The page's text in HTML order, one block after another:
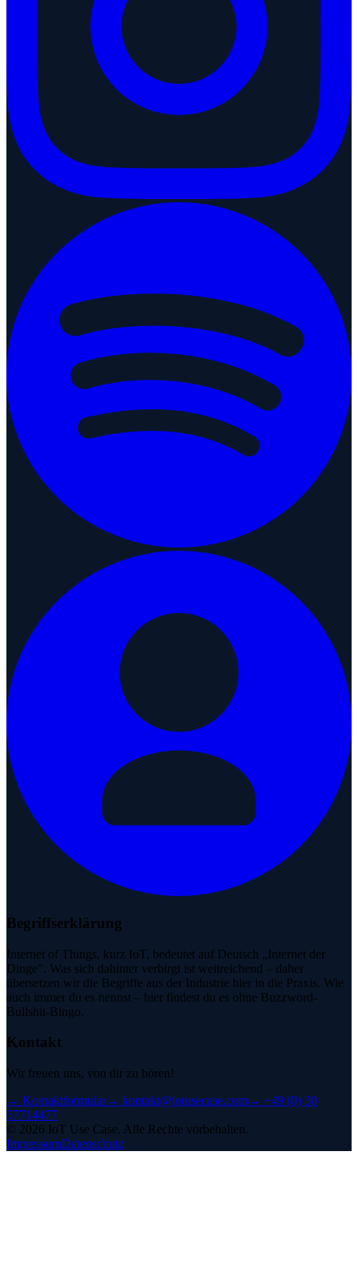
Begriffserklärung
Internet of Things, kurz IoT, bedeutet auf Deutsch „Internet der
Dinge". Was sich dahinter verbirgt ist weitreichend – daher
übersetzen wir die Begriffe aus der Industrie hier in die Praxis. Wie
auch immer du es nennst – hier findest du es ohne Buzzword-
Bullshit-Bingo.
Kontakt
Wir freuen uns, von dir zu hören!
→ Kontaktformular→ kontakt@iotusecase.com→ +49 (0) 30
57714477
© 2026 IoT Use Case. Alle Rechte vorbehalten.
ImpressumDatenschutz